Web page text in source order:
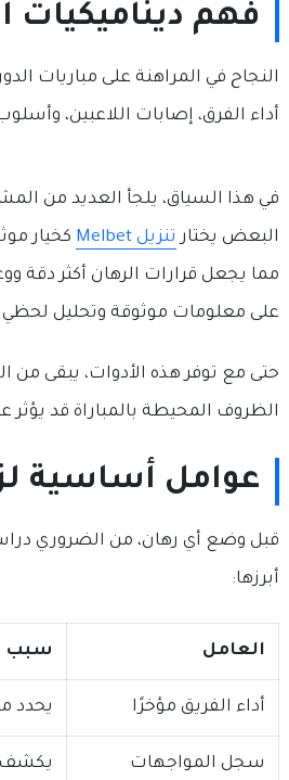
فهم ديناميكيات
النجاح في المراهنة على مباريات
أداء الفرق، إصابات اللاعبين،
في هذا السياق، يلجأ العديد من
البعض يختار تنزيل Melbet كخيار
مما يجعل قرارات الرهان أكثر دقة
على معلومات موثوقة وتحليل لحظي.
حتى مع توفر هذه الأدوات، يبقى من
الظروف المحيطة بالمباراة قد يؤثر
عوامل أساسية
قبل وضع أي رهان، من الضروري
أبرزها:
العامل سبب
أداء الفريق مؤخرًا يحدد
سجل المواجهات يكشف